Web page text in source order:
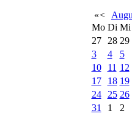
«<
Mo Di Mi
27
28 29
3
4 5
10
11 12
17
18 19
24
25 26
31
1 2